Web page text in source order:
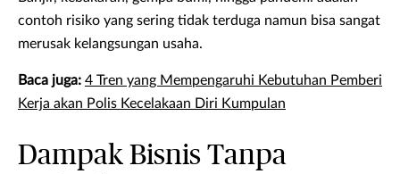
contoh risiko yang sering tidak terduga namun bisa sangat
merusak kelangsungan usaha.
Baca juga: 4 Tren yang Mempengaruhi Kebutuhan Pemberi
Kerja akan Polis Kecelakaan Diri Kumpulan
Dampak Bisnis Tanpa